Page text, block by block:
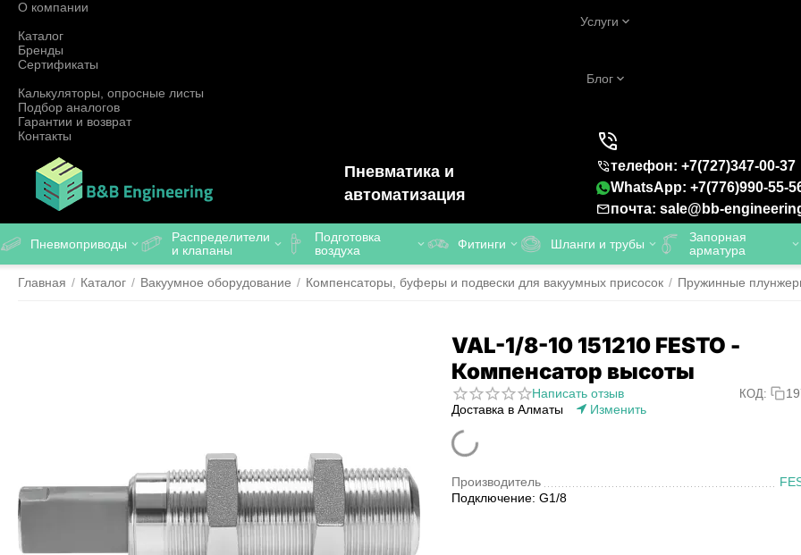
О компании
Услуги
Каталог
Бренды
Сертификаты
Блог
Калькуляторы, опросные листы
Подбор аналогов
Гарантии и возврат
Контакты
Пневматика и
автоматизация
телефон: +7(727)347-00-37
WhatsApp: +7(776)990-55-
почта: sale@bb-
Пневмоприводы
Распределители
и клапаны
Подготовка
воздуха
Фитинги Шланги и трубы
Запорная
арматура
Главная / Каталог / Вакуумное оборудование / Компенсаторы, буферы и подвески для вакуумных присосок / Пружинные
VAL-1/8-10 151210 FESTO -
Компенсатор высоты
Написать отзыв КОД:
Доставка в Алматы
Изменить
Производитель
Подключение: G1/8